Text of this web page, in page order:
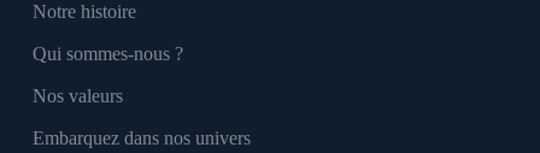
Notre histoire
Qui sommes-nous ?
Nos valeurs
Embarquez dans nos univers